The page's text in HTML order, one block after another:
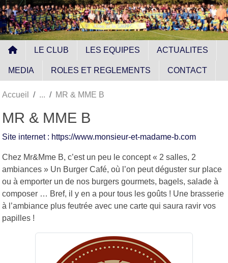
LE CLUB LES EQUIPES ACTUALITES
MEDIA ROLES ET REGLEMENTS CONTACT
Accueil MR & MME B
MR & MME B
Site internet : https://www.monsieur-et-madame-b.com
Chez Mr&Mme B, c’est un peu le concept « 2 salles, 2
ambiances » Un Burger Café, où l’on peut déguster sur place
ou à emporter un de nos burgers gourmets, bagels, salade à
composer … Bref, il y en a pour tous les goûts ! Une brasserie
à l’ambiance plus feutrée avec une carte qui saura ravir vos
papilles !
Panneau de gestion des cookies